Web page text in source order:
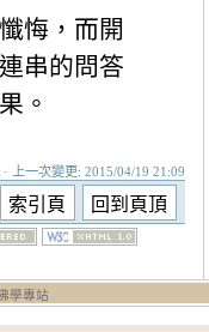
悔，而開
串的問答
。
上一次變更: 2015/04/19 21:09
學專站